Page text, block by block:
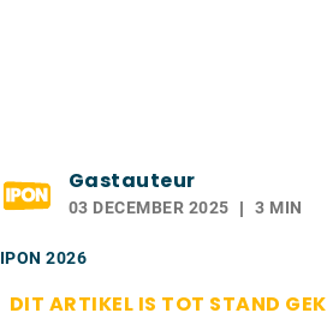
Gastauteur
03 DECEMBER 2025 3 MIN
IPON 2026
DIT ARTIKEL IS TOT STAND